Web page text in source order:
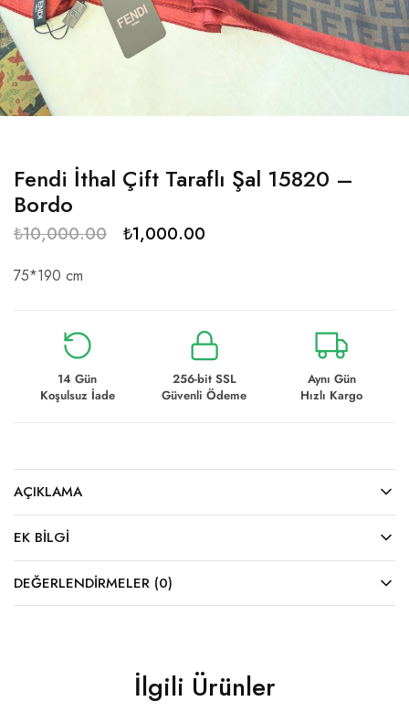
Fendi İthal Çift Taraflı Şal 15820 –
Bordo
₺10,000.00 ₺1,000.00
75*190 cm
14 Gün
Koşulsuz İade
256-bit SSL
Güvenli Ödeme
Aynı Gün
Hızlı Kargo
AÇIKLAMA
EK BILGI
DEĞERLENDIRMELER (0)
İlgili Ürünler